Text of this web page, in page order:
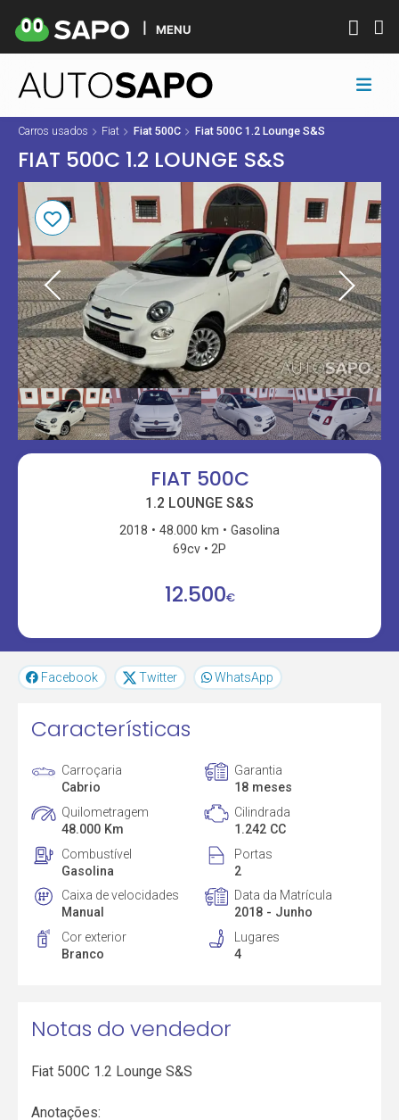
MENU
Carros usados Fiat Fiat 500C Fiat 500C 1.2 Lounge S&S
FIAT 500C 1.2 LOUNGE S&S
FIAT 500C
1.2 LOUNGE S&S
2018 48.000 km
Gasolina
69cv
2P
12.500€
Facebook Twitter WhatsApp
Características
Carroçaria
Cabrio
Garantia
18 meses
Quilometragem
48.000 Km
Cilindrada
1.242 CC
Combustível
Gasolina
Portas
2
Caixa de velocidades
Manual
Data da Matrícula
2018 - Junho
Cor exterior
Branco
Lugares
4
Notas do vendedor
Fiat 500C 1.2 Lounge S&S
Anotações: